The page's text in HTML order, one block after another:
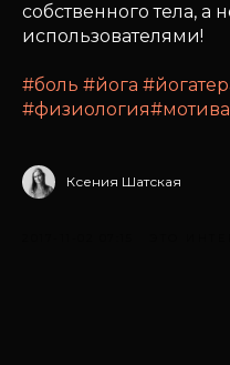
собственного тела, а
использователями!
#боль #йога
#физиология
Ксения Шатская